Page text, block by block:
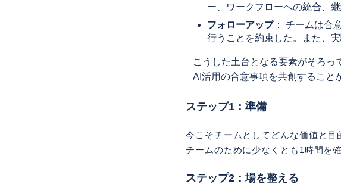
ー、ワークフローへの統合、
フォローアップ： チームは合
行うことを約束した。また、
こうした土台となる要素がそろ
AI活用の合意事項を共創すること
ステップ1：準備
今こそチームとしてどんな価値と目
チームのために少なくとも1時間を
ステップ2：場を整える